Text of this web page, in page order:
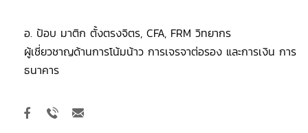
อ. ป้อบ มาติก ตั้งตรงจิตร, CFA, FRM วิทยากร
ผู้เชี่ยวชาญด้านการโน้มน้าว การเจรจาต่อรอง และการเงิน การ
ธนาคาร